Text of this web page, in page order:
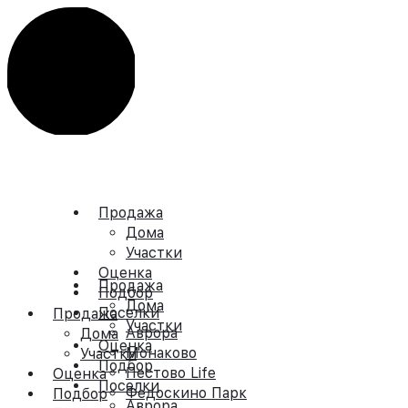
Продажа
Дома
Участки
Оценка
Подбор
Поселки
Аврора
Монаково
Пестово Life
Федоскино Парк
Продажа
Дома
Участки
Оценка
Подбор
Поселки
Продажа
Дома
Участки
Оценка
Подбор